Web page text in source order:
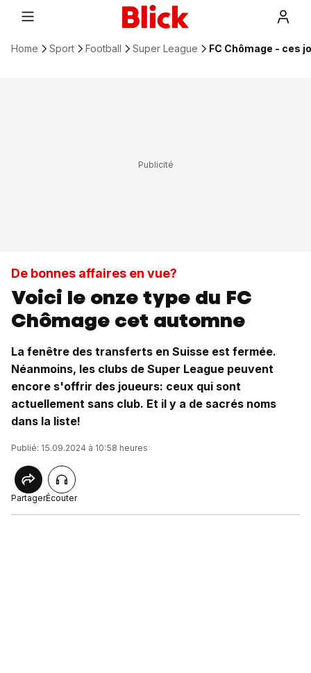
Home Sport Football Super League FC Chômage - ces
De bonnes affaires en vue?
Voici le onze type du FC
Chômage cet automne
La fenêtre des transferts en Suisse est fermée.
Néanmoins, les clubs de Super League peuvent
encore s'offrir des joueurs: ceux qui sont
actuellement sans club. Et il y a de sacrés noms
dans la liste!
Publié: 15.09.2024 à 10:58 heures
PartagerÉcouter